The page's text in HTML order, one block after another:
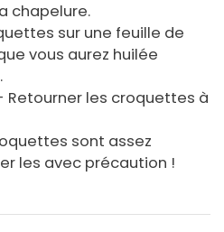
chapelure.
sur une feuille de
vous aurez huilée
Retourner les croquettes à
sont assez
les avec précaution !